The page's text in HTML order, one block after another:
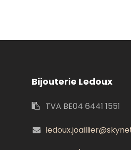
Bijouterie Ledoux
TVA BE04 6441 1551